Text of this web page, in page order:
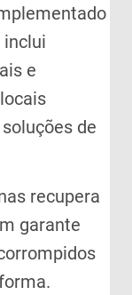
inclui
e
de
recupera
garante